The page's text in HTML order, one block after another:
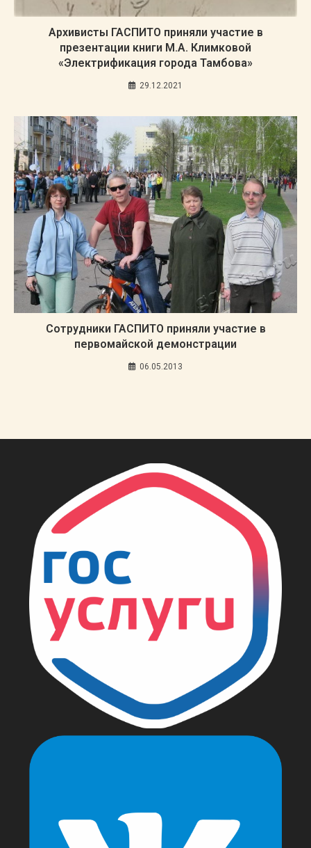
Архивисты ГАСПИТО приняли участие в
презентации книги М.А. Климковой
«Электрификация города Тамбова»
29.12.2021
Сотрудники ГАСПИТО приняли участие в
первомайской демонстрации
06.05.2013